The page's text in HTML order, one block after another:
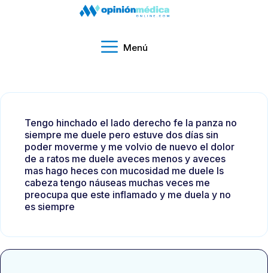
Menú
Tengo hinchado el lado derecho fe la panza no
siempre me duele pero estuve dos días sin
poder moverme y me volvio de nuevo el dolor
de a ratos me duele aveces menos y aveces
mas hago heces con mucosidad me duele ls
cabeza tengo náuseas muchas veces me
preocupa que este inflamado y me duela y no
es siempre